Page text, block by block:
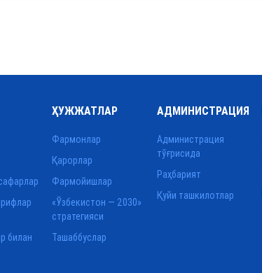
билан
ҲУЖЖАТЛАР
Фармонлар
Қарорлар
Фармойишлар
«Ўзбекистон — 2030»
стратегияси
Ташаббуслар
АДМИНИСТРАЦИЯ
Администрация
тўғрисида
Раҳбарият
Қуйи ташкилотлар